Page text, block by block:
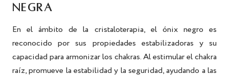
NEGRA
En el ámbito de la cristaloterapia, el ónix negro es
reconocido por sus propiedades estabilizadoras y su
capacidad para armonizar los chakras. Al estimular el chakra
raíz, promueve la estabilidad y la seguridad, ayudando a las